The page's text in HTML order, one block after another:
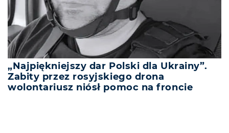
„Najpiękniejszy dar Polski dla Ukrainy”.
Zabity przez rosyjskiego drona
wolontariusz niósł pomoc na froncie